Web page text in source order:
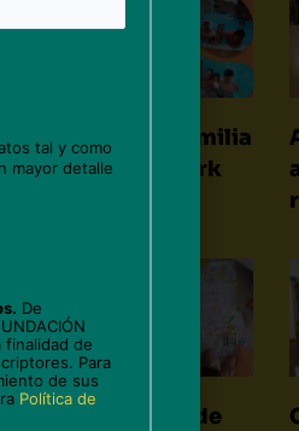
Casa de Familia
en Aquapark
Actividad de
tal y como
mayor detalle
De
finalidad de
Para
de sus
Política de